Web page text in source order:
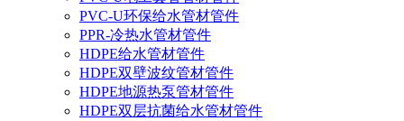
PVC-U环保给水管材管件
PPR-冷热水管材管件
HDPE给水管材管件
HDPE双壁波纹管材管件
HDPE地源热泵管材管件
HDPE双层抗菌给水管材管件